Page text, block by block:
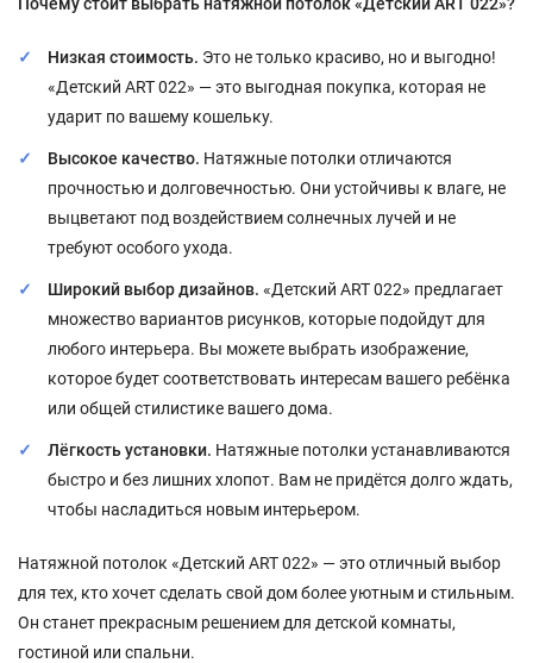
Низкая стоимость. Это не только красиво, но и выгодно!
«Детский ART 022» — это выгодная покупка, которая не
ударит по вашему кошельку.
Высокое качество. Натяжные потолки отличаются
прочностью и долговечностью. Они устойчивы к влаге, не
выцветают под воздействием солнечных лучей и не
требуют особого ухода.
Широкий выбор дизайнов. «Детский ART 022» предлагает
множество вариантов рисунков, которые подойдут для
любого интерьера. Вы можете выбрать изображение,
которое будет соответствовать интересам вашего ребёнка
или общей стилистике вашего дома.
Лёгкость установки. Натяжные потолки устанавливаются
быстро и без лишних хлопот. Вам не придётся долго ждать,
чтобы насладиться новым интерьером.
Натяжной потолок «Детский ART 022» — это отличный выбор
для тех, кто хочет сделать свой дом более уютным и стильным.
Он станет прекрасным решением для детской комнаты,
гостиной или спальни.